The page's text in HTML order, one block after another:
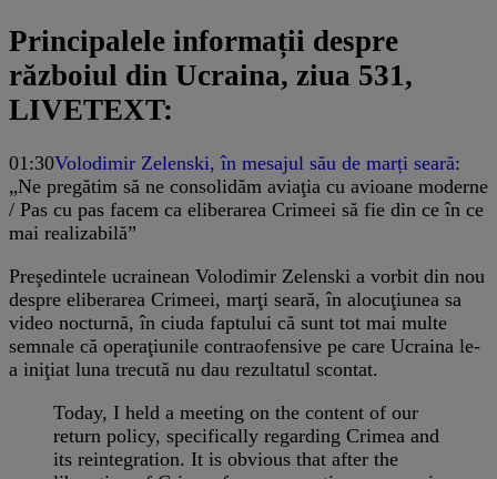
Principalele informații despre
războiul din Ucraina, ziua 531,
LIVETEXT:
01:30Volodimir Zelenski, în mesajul său de marți seară:
„Ne pregătim să ne consolidăm aviaţia cu avioane moderne
/ Pas cu pas facem ca eliberarea Crimeei să fie din ce în ce
mai realizabilă”
Preşedintele ucrainean Volodimir Zelenski a vorbit din nou
despre eliberarea Crimeei, marţi seară, în alocuţiunea sa
video nocturnă, în ciuda faptului că sunt tot mai multe
semnale că operaţiunile contraofensive pe care Ucraina le-
a iniţiat luna trecută nu dau rezultatul scontat.
Today, I held a meeting on the content of our
return policy, specifically regarding Crimea and
its reintegration. It is obvious that after the